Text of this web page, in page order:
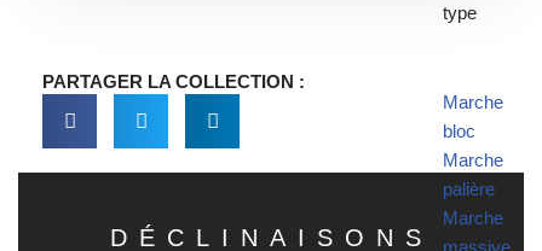
type
Marche
bloc
Marche
palière
Marche
massive
PARTAGER LA COLLECTION :
DÉCLINAISONS